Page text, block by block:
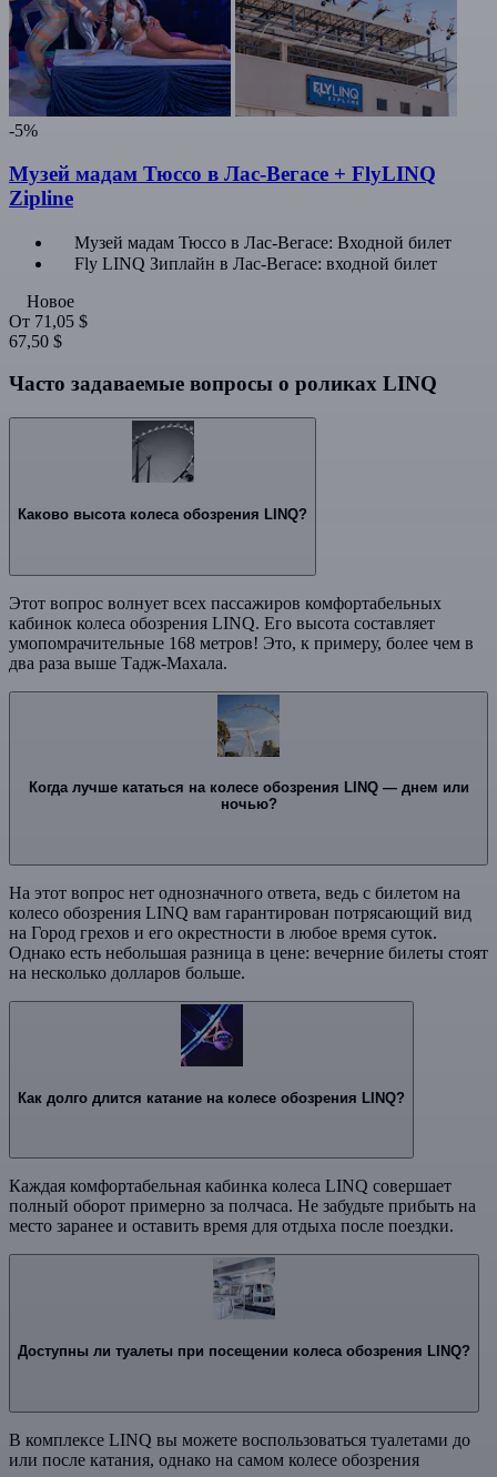
-5%
Музей мадам Тюссо в Лас-Вегасе + FlyLINQ
Zipline
Музей мадам Тюссо в Лас-Вегасе: Входной билет
Fly LINQ Зиплайн в Лас-Вегасе: входной билет
Новое
От 71,05 $
67,50 $
Часто задаваемые вопросы о роликах LINQ
Каково высота колеса обозрения LINQ?
Этот вопрос волнует всех пассажиров комфортабельных
кабинок колеса обозрения LINQ. Его высота составляет
умопомрачительные 168 метров! Это, к примеру, более чем в
два раза выше Тадж-Махала.
Когда лучше кататься на колесе обозрения LINQ — днем или
ночью?
На этот вопрос нет однозначного ответа, ведь с билетом на
колесо обозрения LINQ вам гарантирован потрясающий вид
на Город грехов и его окрестности в любое время суток.
Однако есть небольшая разница в цене: вечерние билеты стоят
на несколько долларов больше.
Как долго длится катание на колесе обозрения LINQ?
Каждая комфортабельная кабинка колеса LINQ совершает
полный оборот примерно за полчаса. Не забудьте прибыть на
место заранее и оставить время для отдыха после поездки.
Доступны ли туалеты при посещении колеса обозрения LINQ?
В комплексе LINQ вы можете воспользоваться туалетами до
или после катания, однако на самом колесе обозрения